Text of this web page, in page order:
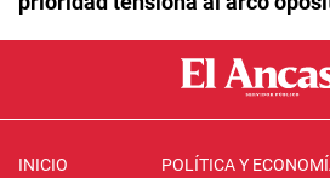
INICIO POLÍTICA Y